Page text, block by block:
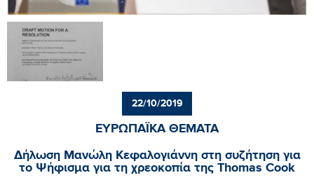
22/10/2019
ΕΥΡΩΠΑΪΚΑ ΘΕΜΑΤΑ
Δήλωση Μανώλη Κεφαλογιάννη στη συζήτηση για
το Ψήφισμα για τη χρεοκοπία της Thomas Cook